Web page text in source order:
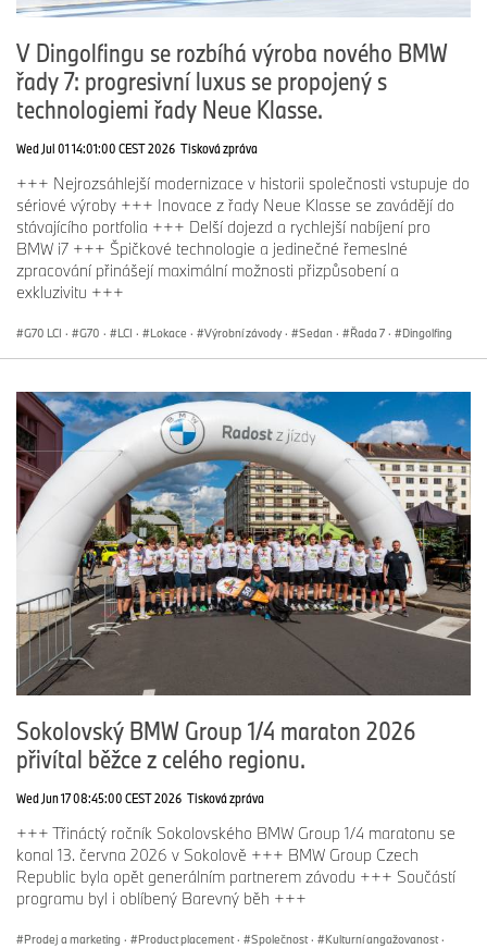
V Dingolfingu se rozbíhá výroba nového BMW
řady 7: progresivní luxus se propojený s
technologiemi řady Neue Klasse.
Wed Jul 01 14:01:00 CEST 2026 Tisková zpráva
+++ Nejrozsáhlejší modernizace v historii společnosti vstupuje do
sériové výroby +++ Inovace z řady Neue Klasse se zavádějí do
stávajícího portfolia +++ Delší dojezd a rychlejší nabíjení pro
BMW i7 +++ Špičkové technologie a jedinečné řemeslné
zpracování přinášejí maximální možnosti přizpůsobení a
exkluzivitu +++
G70 LCI · G70 · LCI · Lokace · Výrobní závody · Sedan · Řada 7 · Dingolfing
Sokolovský BMW Group 1/4 maraton 2026
přivítal běžce z celého regionu.
Wed Jun 17 08:45:00 CEST 2026 Tisková zpráva
+++ Třináctý ročník Sokolovského BMW Group 1/4 maratonu se
konal 13. června 2026 v Sokolově +++ BMW Group Czech
Republic byla opět generálním partnerem závodu +++ Součástí
programu byl i oblíbený Barevný běh +++
Prodej a marketing · Product placement · Společnost · Kulturní angažovanost ·